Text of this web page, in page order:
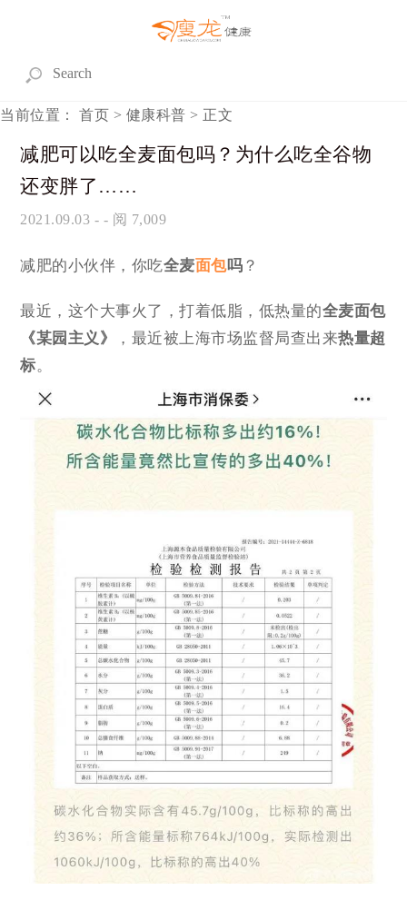
当前位置： 首页 > 健康科普 > 正文
减肥可以吃全麦面包吗？为什么吃全谷物
还变胖了……
2021.09.03 - - 阅 7,009
减肥的小伙伴，你吃全麦面包吗 ？
最近，这个大事火了，打着低脂，低热量的全麦面包
《某园主义》
，最近被上海市场监督局查出来热量超
标。